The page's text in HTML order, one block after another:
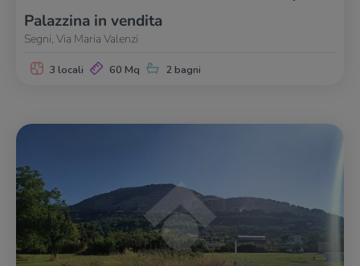
Palazzina in vendita
Segni, Via Maria Valenzi
3 locali 60 Mq 2 bagni